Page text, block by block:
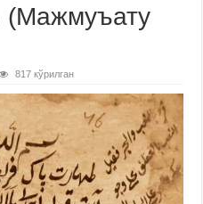
817 кўрилган